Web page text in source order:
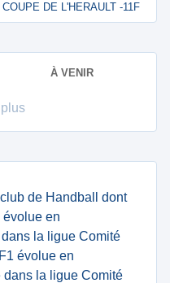
DE L'HERAULT -11F
À VENIR
de Handball dont
évolue en
la ligue Comité
évolue en
la ligue Comité